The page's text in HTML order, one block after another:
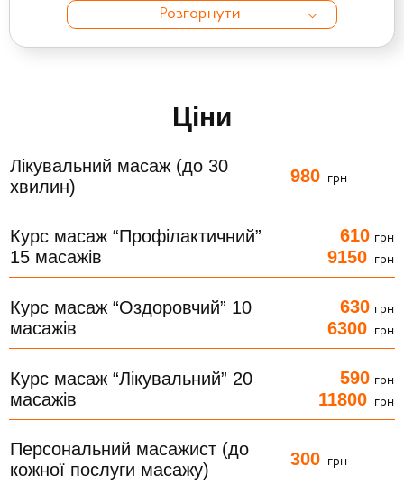
Розгорнути
Ціни
Лікувальний масаж (до 30
хвилин)
980 грн
Курс масаж “Профілактичний”
15 масажів
610 грн
9150 грн
Курс масаж “Оздоровчий” 10
масажів
630 грн
6300 грн
Курс масаж “Лікувальний” 20
масажів
590 грн
11800 грн
Персональний масажист (до
кожної послуги масажу)
300 грн